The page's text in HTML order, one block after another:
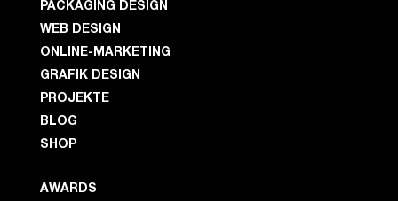
PACKAGING DESIGN
WEB DESIGN
ONLINE-MARKETING
GRAFIK DESIGN
PROJEKTE
BLOG
SHOP
AWARDS